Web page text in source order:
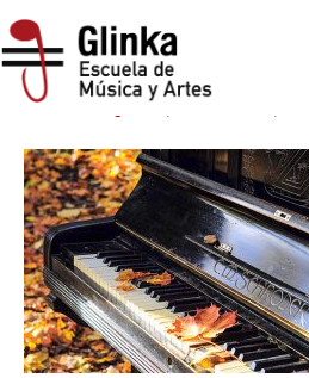
piano2
Por escuelaglinka